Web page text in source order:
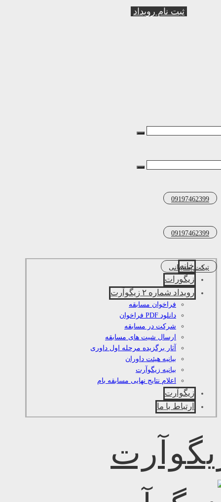
ثبت نام رویداد
09197462399
09197462399
تیکت پشتیبانی
خانه
زیگورات
رویداد شماره ۲ زیگوآرت
فراخوان مسابقه
دانلود PDF فراخوان
شرکت در مسابقه
ارسال شیت های مسابقه
آثار برگزیده مرحله اول داوری
بیانیه هیئت داوران
بیانیه زیگوآرت
اعلام نتایج نهایی مسابقه بام
زیگوآرت
ارتباط با ما